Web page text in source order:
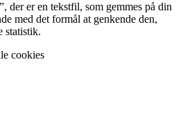
der er en tekstfil, som gemmes på din
med det formål at genkende den,
statistik.
cookies